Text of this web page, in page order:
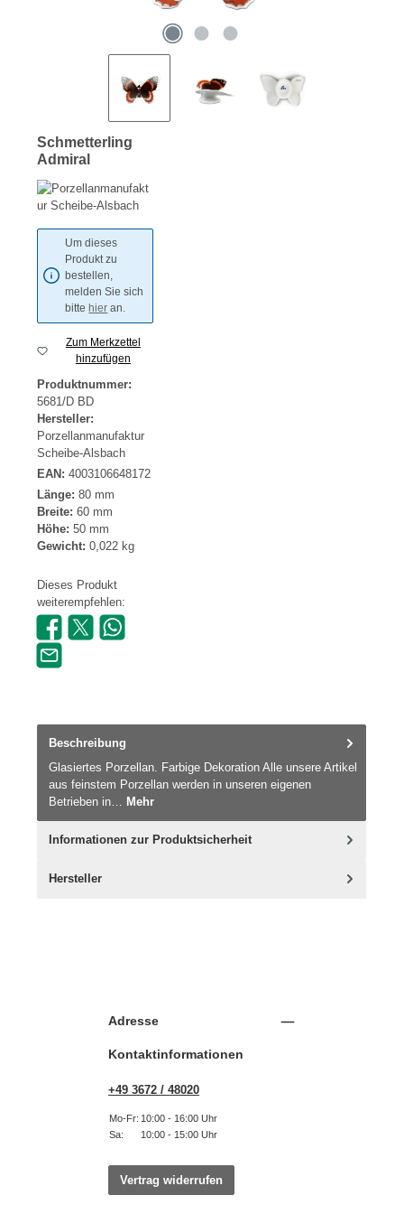
Schmetterling
Admiral
Um dieses
Produkt zu
bestellen,
melden Sie sich
bitte hier an.
Zum Merkzettel
hinzufügen
Produktnummer:
5681/D BD
Hersteller:
Porzellanmanufaktur
Scheibe-Alsbach
EAN: 4003106648172
Länge: 80 mm
Breite: 60 mm
Höhe: 50 mm
Gewicht: 0,022 kg
Dieses Produkt
weiterempfehlen:
Beschreibung
Glasiertes Porzellan. Farbige Dekoration Alle unsere Artikel
aus feinstem Porzellan werden in unseren eigenen
Betrieben in… Mehr
Informationen zur Produktsicherheit
Hersteller
Adresse
Kontaktinformationen
+49 3672 / 48020
Mo-Fr: 10:00 - 16:00 Uhr
Sa:
10:00 - 15:00 Uhr
Vertrag widerrufen